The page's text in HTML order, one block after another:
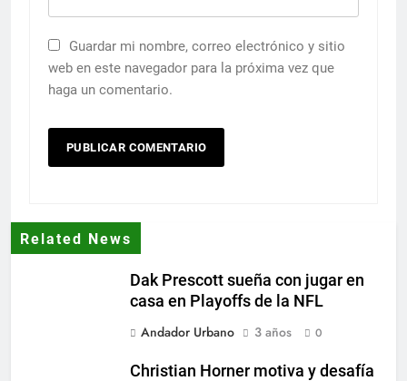
Guardar mi nombre, correo electrónico y sitio
web en este navegador para la próxima vez que
haga un comentario.
Related News
Dak Prescott sueña con jugar en
casa en Playoffs de la NFL
Andador Urbano
3 años 0
Christian Horner motiva y desafía